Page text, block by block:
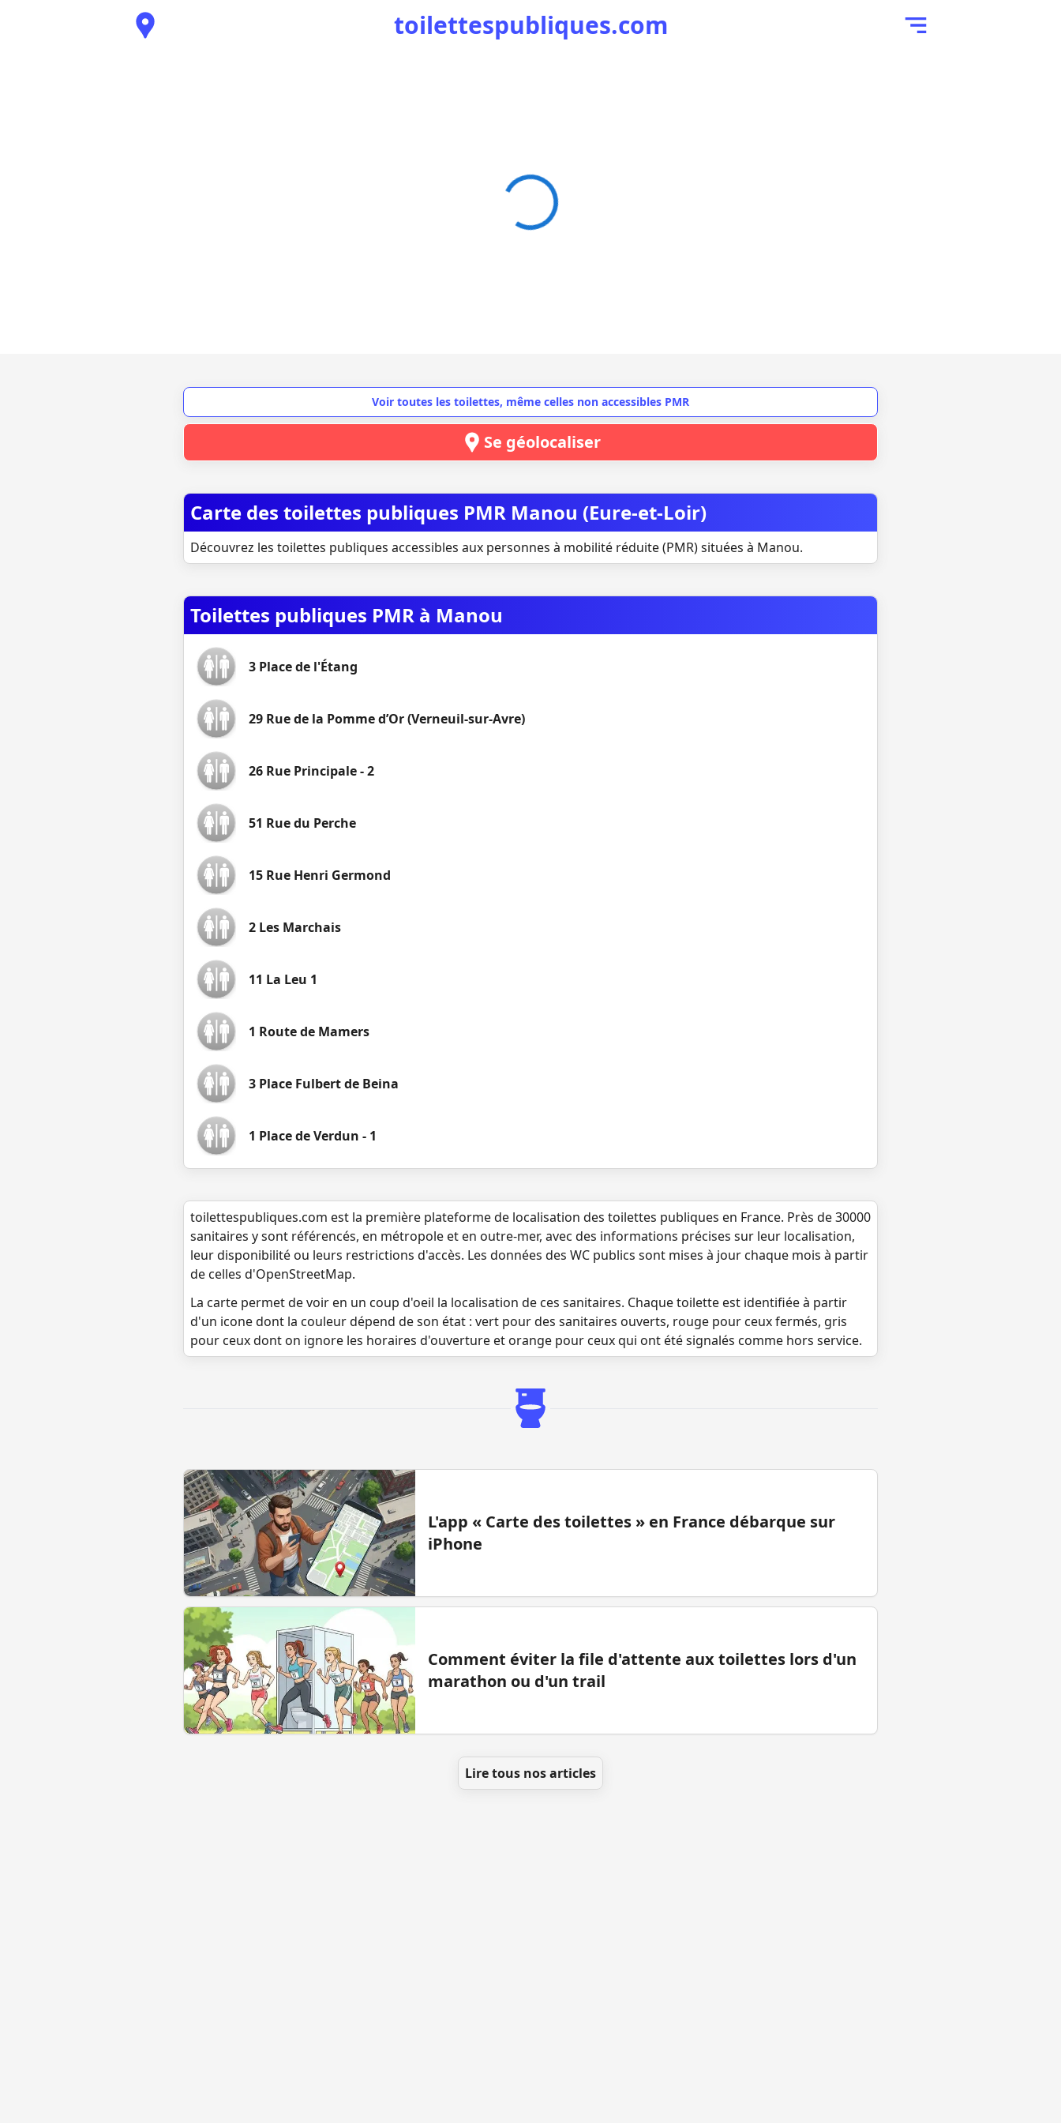
toilettespubliques.com
Voir toutes les toilettes, même celles non accessibles PMR
Se géolocaliser
Carte des toilettes publiques PMR Manou (Eure-et-Loir)
Découvrez les toilettes publiques accessibles aux personnes à mobilité réduite (PMR) situées à Manou.
Toilettes publiques PMR à Manou
3 Place de l'Étang
29 Rue de la Pomme d’Or (Verneuil-sur-Avre)
26 Rue Principale - 2
51 Rue du Perche
15 Rue Henri Germond
2 Les Marchais
11 La Leu 1
1 Route de Mamers
3 Place Fulbert de Beina
1 Place de Verdun - 1
toilettespubliques.com est la première plateforme de localisation des toilettes publiques en France. Près de 30000
sanitaires y sont référencés, en métropole et en outre-mer, avec des informations précises sur leur localisation,
leur disponibilité ou leurs restrictions d'accès. Les données des WC publics sont mises à jour chaque mois à partir
de celles d'OpenStreetMap.
La carte permet de voir en un coup d'oeil la localisation de ces sanitaires. Chaque toilette est identifiée à partir
d'un icone dont la couleur dépend de son état : vert pour des sanitaires ouverts, rouge pour ceux fermés, gris
pour ceux dont on ignore les horaires d'ouverture et orange pour ceux qui ont été signalés comme hors service.
L'app « Carte des toilettes » en France débarque sur
iPhone
Comment éviter la file d'attente aux toilettes lors d'un
marathon ou d'un trail
Lire tous nos articles